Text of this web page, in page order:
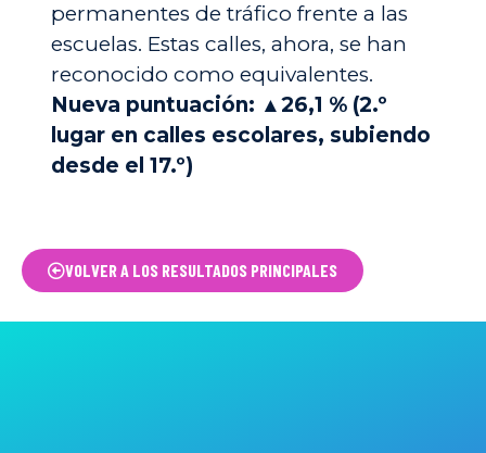
permanentes de tráfico frente a las
escuelas. Estas calles, ahora, se han
reconocido como equivalentes.
Nueva puntuación: ▲26,1 % (2.º
lugar en calles escolares, subiendo
desde el 17.º)
VOLVER A LOS RESULTADOS PRINCIPALES